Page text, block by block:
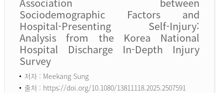
Sociodemographic Factors and
Hospital-Presenting Self-Injury:
Analysis from the Korea National
Hospital Discharge In-Depth Injury
Survey
저자 : Meekang Sung
출처 : https://doi.org/10.1080/13811118.2025.2507591